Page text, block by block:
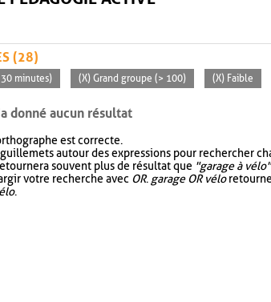
(28)
minutes) (X) Grand groupe (> 100) (X) Faible
donné aucun résultat
est correcte.
autour des expressions pour rechercher
souvent plus de résultat que "garage à vélo"
votre recherche avec OR. garage OR vélo
.